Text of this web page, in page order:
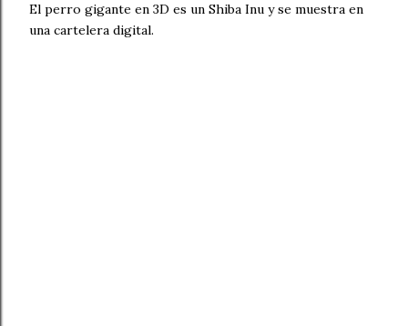
El perro gigante en 3D es un Shiba Inu y se muestra en
una cartelera digital.